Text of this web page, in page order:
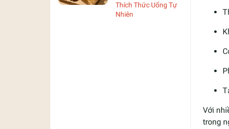
Thích Thức Uống Tự
Nhiên
Với
trong